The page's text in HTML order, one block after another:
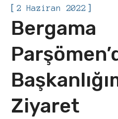
[2 Haziran 2022 ]
Bergama
Ziyaret